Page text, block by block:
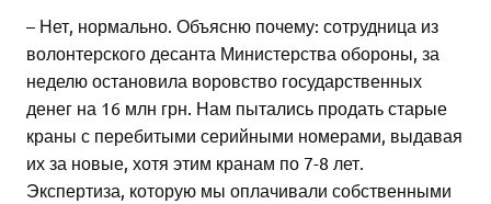
– Нет, нормально. Объясню почему: сотрудница из
волонтерского десанта Министерства обороны, за
неделю остановила воровство государственных
денег на 16 млн грн. Нам пытались продать старые
краны с перебитыми серийными номерами, выдавая
их за новые, хотя этим кранам по 7-8 лет.
Экспертиза, которую мы оплачивали собственными